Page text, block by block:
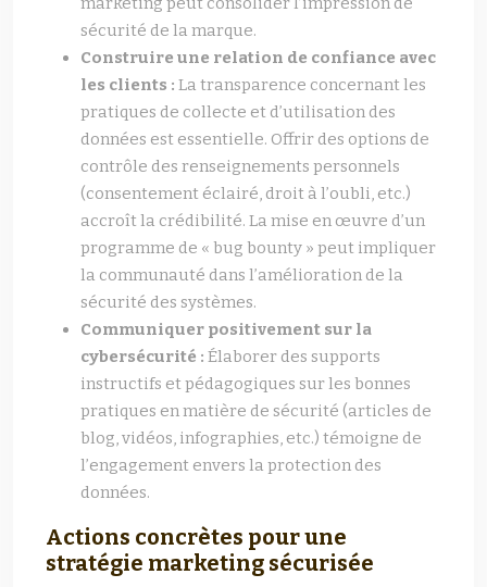
sécurité de la marque.
Construire une relation de confiance avec
les clients : La transparence concernant les
pratiques de collecte et d’utilisation des
données est essentielle. Offrir des options de
contrôle des renseignements personnels
(consentement éclairé, droit à l’oubli, etc.)
accroît la crédibilité. La mise en œuvre d’un
programme de « bug bounty » peut impliquer
la communauté dans l’amélioration de la
sécurité des systèmes.
Communiquer positivement sur la
cybersécurité : Élaborer des supports
instructifs et pédagogiques sur les bonnes
pratiques en matière de sécurité (articles de
blog, vidéos, infographies, etc.) témoigne de
l’engagement envers la protection des
données.
Actions concrètes pour une
stratégie marketing sécurisée